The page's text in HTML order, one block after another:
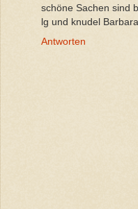
schöne Sachen sind
lg und knudel Barbara
Antworten